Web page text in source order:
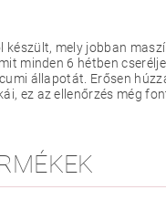
készült, mely jobban
minden 6 hétben cserélje
állapotát. Erősen
ez az ellenőrzés még